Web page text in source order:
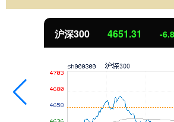
沪深300 4651.31 -